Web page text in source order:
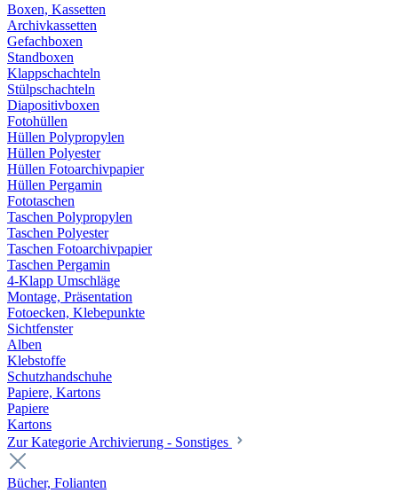
Boxen, Kassetten
Archivkassetten
Gefachboxen
Standboxen
Klappschachteln
Stülpschachteln
Diapositivboxen
Fotohüllen
Hüllen Polypropylen
Hüllen Polyester
Hüllen Fotoarchivpapier
Hüllen Pergamin
Fototaschen
Taschen Polypropylen
Taschen Polyester
Taschen Fotoarchivpapier
Taschen Pergamin
4-Klapp Umschläge
Montage, Präsentation
Fotoecken, Klebepunkte
Sichtfenster
Alben
Klebstoffe
Schutzhandschuhe
Papiere, Kartons
Papiere
Kartons
Zur Kategorie Archivierung - Sonstiges
Bücher, Folianten